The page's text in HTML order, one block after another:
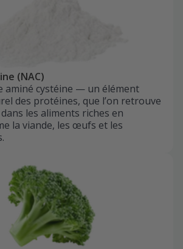
(NAC)
aminé cystéine — un élément
des protéines, que l’on retrouve
les aliments riches en
la viande, les œufs et les